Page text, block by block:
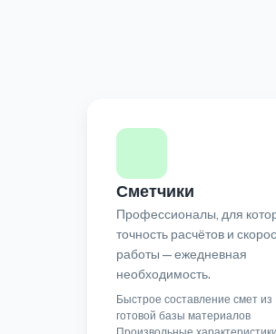
Сметчики
Профессионалы, для
точность расчётов и
работы — ежедневная
необходимость.
Быстрое составление смет из
готовой базы материалов